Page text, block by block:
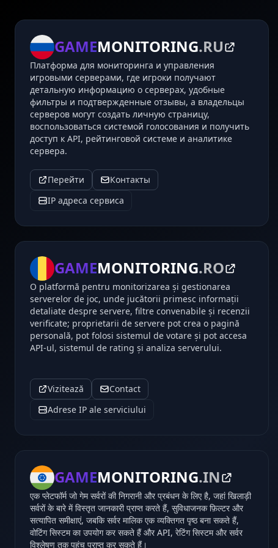
GAMEMONITORING.RU
Платформа для мониторинга и управления
игровыми серверами, где игроки получают
детальную информацию о серверах, удобные
фильтры и подтвержденные отзывы, а владельцы
серверов могут создать личную страницу,
воспользоваться системой голосования и получить
доступ к API, рейтинговой системе и аналитике
сервера.
Перейти
Контакты
IP адреса сервиса
GAMEMONITORING.RO
O platformă pentru monitorizarea și gestionarea
serverelor de joc, unde jucătorii primesc informații
detaliate despre servere, filtre convenabile și recenzii
verificate; proprietarii de servere pot crea o pagină
personală, pot folosi sistemul de votare și pot accesa
API-ul, sistemul de rating și analiza serverului.
Vizitează
Contact
Adrese IP ale serviciului
GAMEMONITORING.IN
एक प्लेटफॉर्म जो गेम सर्वरों की निगरानी और प्रबंधन के लिए है, जहां खिलाड़ी
सर्वरों के बारे में विस्तृत जानकारी प्राप्त करते हैं, सुविधाजनक फ़िल्टर और
सत्यापित समीक्षाएं, जबकि सर्वर मालिक एक व्यक्तिगत पृष्ठ बना सकते हैं,
वोटिंग सिस्टम का उपयोग कर सकते हैं और API, रेटिंग सिस्टम और सर्वर
विश्लेषण तक पहुंच प्राप्त कर सकते हैं।